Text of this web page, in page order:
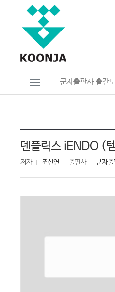
군자출판사 출간
덴플릭스 iENDO (
저자 조신연 출판사 군자출